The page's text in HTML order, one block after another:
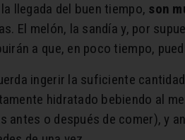
llegada del buen tiempo, son
El melón, la sandía y, por
a que, en poco tiempo,
ingerir la suficiente
hidratado bebiendo al
antes o después de comer), y